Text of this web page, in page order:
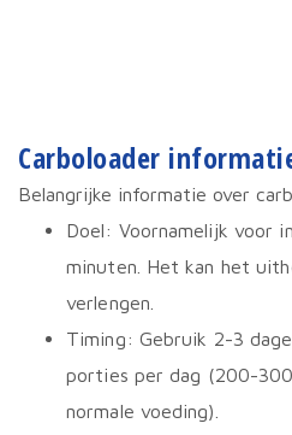
Carboloader
Belangrijke informatie over
Doel: Voornamelijk voor
minuten. Het kan het
verlengen.
Timing: Gebruik 2-3
porties per dag (200-
normale voeding).